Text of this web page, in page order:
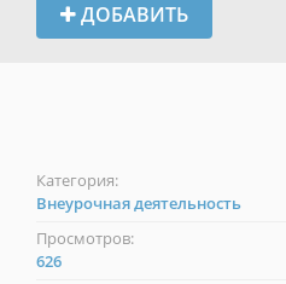
ДОБАВИТЬ
Категория:
Внеурочная деятельность
Просмотров:
626